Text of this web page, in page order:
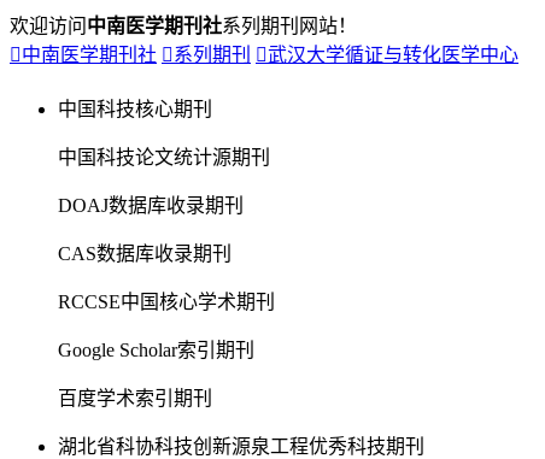
欢迎访问 中南医学期刊社系列期刊网站！
中南医学期刊社 系列期刊 武汉大学循证与转化医学中心
中国科技核心期刊
中国科技论文统计源期刊
DOAJ数据库收录期刊
CAS数据库收录期刊
RCCSE中国核心学术期刊
Google Scholar索引期刊
百度学术索引期刊
湖北省科协科技创新源泉工程优秀科技期刊